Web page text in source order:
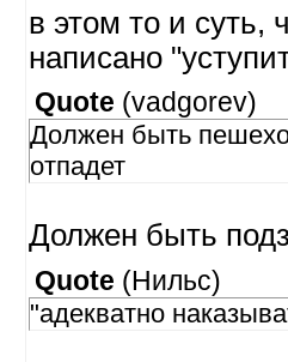
в этом то и
написано
Quote (vadgorev)
Должен быть
отпадет
Должен быть
Quote (Нильс)
"адекватно